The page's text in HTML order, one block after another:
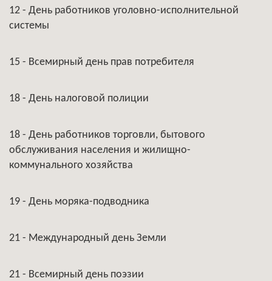
12 - День работников уголовно-исполнительной
системы
15 - Всемирный день прав потребителя
18 - День налоговой полиции
18 - День работников торговли, бытового
обслуживания населения и жилищно-
коммунального хозяйства
19 - День моряка-подводника
21 - Международный день Земли
21 - Всемирный день поэзии